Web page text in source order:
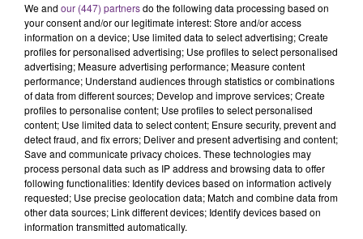
VENEZ FÊTER CE WEEK-END
L'ANNIVERSAIRE DE WOINIC
Ce samedi 8 août sera un grand jour :
l'anniversaire du plus gros sanglier du monde.
Une fête est donc organisée et vous êtes tous
conviés !
TITRES DIFFUSÉS
10h38
10h38
We and our (447) partnersdo the following data processing based on
your consent and/or our legitimate interest: Store and/or access
information on a device; Use limited data to select advertising; Create
profiles for personalised advertising; Use profiles to select personalised
advertising; Measure advertising performance; Measure content
performance; Understand audiences through statistics or combinations
of data from different sources; Develop and improve services; Create
profiles to personalise content; Use profiles to select personalised
content; Use limited data to select content; Ensure security, prevent and
detect fraud, and fix errors; Deliver and present advertising and content;
Save and communicate privacy choices. These technologies may
process personal data such as IP address and browsing data to offer
following functionalities: Identify devices based on information actively
requested; Use precise geolocation data; Match and combine data from
other data sources; Link different devices; Identify devices based on
information transmitted automatically.